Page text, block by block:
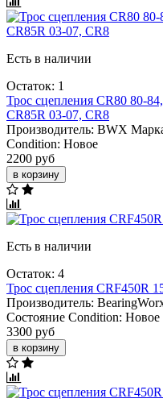
Есть в наличии
Остаток: 1
Трос сцепления CR80 80-
CR85R 03-07, CR8
Производитель: BWX
Condition: Новое
2200 руб
в корзину
Есть в наличии
Остаток: 4
Трос сцепления CRF450R
Производитель:
Состояние Condition: Новое
3300 руб
в корзину